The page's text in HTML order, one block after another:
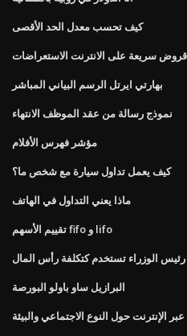
كيف تحسب معدل الحد الأقصى
قروض سريعة على الانترنت الاستعراضات
بهارتي ايرتل الرسم البياني المباشر
نموذج رسالة من عقد الموظف الانتهاء
مؤشر فهرس الأفلام
كيف يعمل تداول سيارة مع شخص ما؟
ماذا يعني التداول في الهاتف
تقييم الأسهم fifo و lifo
الوزراء تستخدم كتكلفة رأس المال
البرازيل ساو باولو البورصة
الإنترنت حول النوع الاجتماعي والبيئة